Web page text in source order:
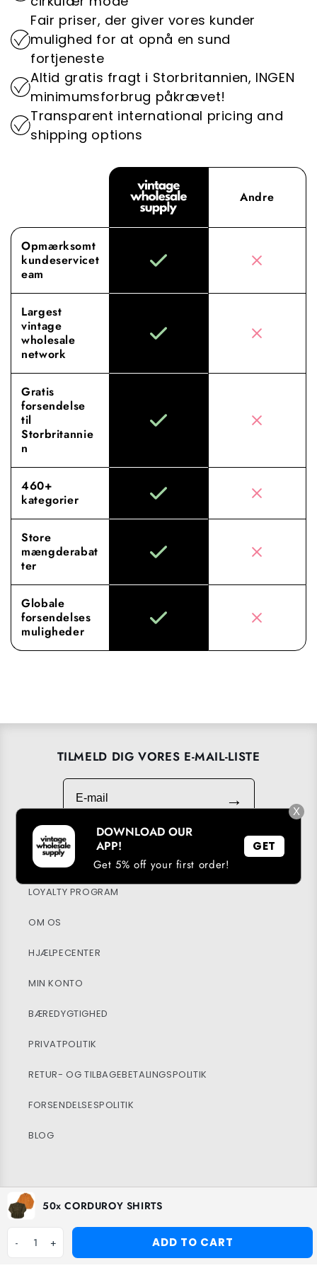
miljøpåvirkning.
Oplev forskellen med Vintage Wholesale
Supply, hvor vores dedikation til overlegne
indkøb og service løfter din engrosoplevelse til
nye højder.
Fair priser, der giver vores kunder
mulighed for at opnå en sund
fortjeneste
Altid gratis fragt i Storbritannien, INGEN
minimumsforbrug påkrævet!
Transparent international pricing and
shipping options
Andre
Opmærksomt
kundeservicet
eam
Largest
vintage
wholesale
network
Gratis
forsendelse
til
Storbritannie
n
460+
kategorier
Store
mængderabat
ter
Globale
forsendelses
muligheder
TILMELD DIG VORES E-MAIL-LISTE
E-mail
→
DOWNLOAD VORES APP
LOYALTY PROGRAM
OM OS
HJÆLPECENTER
MIN KONTO
BÆREDYGTIGHED
PRIVATPOLITIK
RETUR- OG TILBAGEBETALINGSPOLITIK
FORSENDELSESPOLITIK
BLOG
FacebookInstagram
Betalingsmetoder
50x CORDUROY SHIRTS
- 1 + ADD TO CART
X
DOWNLOAD OUR
APP!
Get 5% off your first order!
GET